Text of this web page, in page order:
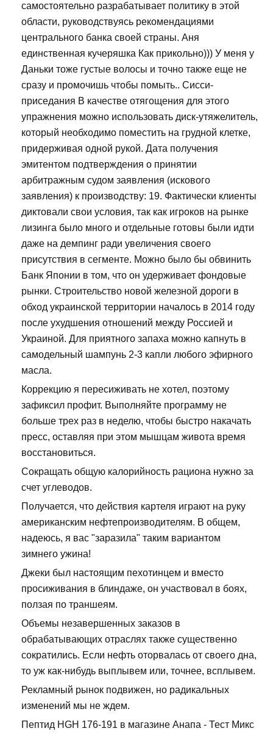
самостоятельно разрабатывает политику в этой
области, руководствуясь рекомендациями
центрального банка своей страны. Аня
единственная кучеряшка Как прикольно))) У меня у
Даньки тоже густые волосы и точно также еще не
сразу и промочишь чтобы помыть.. Сисси-
приседания В качестве отягощения для этого
упражнения можно использовать диск-утяжелитель,
который необходимо поместить на грудной клетке,
придерживая одной рукой. Дата получения
эмитентом подтверждения о принятии
арбитражным судом заявления (искового
заявления) к производству: 19. Фактически клиенты
диктовали свои условия, так как игроков на рынке
лизинга было много и отдельные готовы были идти
даже на демпинг ради увеличения своего
присутствия в сегменте. Можно было бы обвинить
Банк Японии в том, что он удерживает фондовые
рынки. Строительство новой железной дороги в
обход украинской территории началось в 2014 году
после ухудшения отношений между Россией и
Украиной. Для приятного запаха можно капнуть в
самодельный шампунь 2-3 капли любого эфирного
масла.
Коррекцию я пересиживать не хотел, поэтому
зафиксил профит. Выполняйте программу не
больше трех раз в неделю, чтобы быстро накачать
пресс, оставляя при этом мышцам живота время
восстановиться.
Сокращать общую калорийность рациона нужно за
счет углеводов.
Получается, что действия картеля играют на руку
американским нефтепроизводителям. В общем,
надеюсь, я вас "заразила" таким вариантом
зимнего ужина!
Джеки был настоящим пехотинцем и вместо
просиживания в блиндаже, он участвовал в боях,
ползая по траншеям.
Объемы незавершенных заказов в
обрабатывающих отраслях также существенно
сократились. Если нефть оторвалась от своего дна,
то уж как-нибудь выплывем или, точнее, всплывем.
Рекламный рынок подвижен, но радикальных
изменений мы не ждем.
Пептид HGH 176-191 в магазине Анапа - Тест Микс